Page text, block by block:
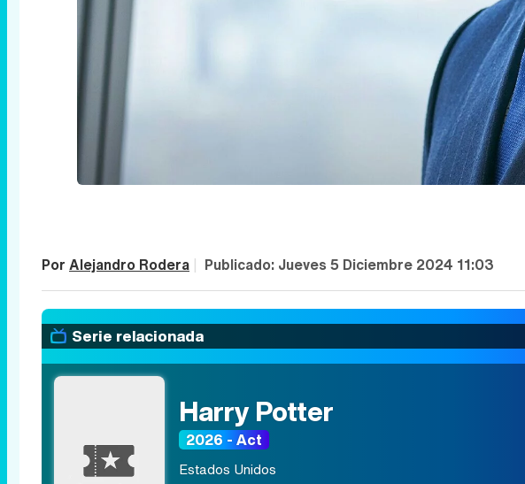
Por Alejandro Rodera | Publicado: Jueves 5 Diciembre 2024 11:03
Serie relacionada
Harry Potter
2026 - Act
Estados Unidos